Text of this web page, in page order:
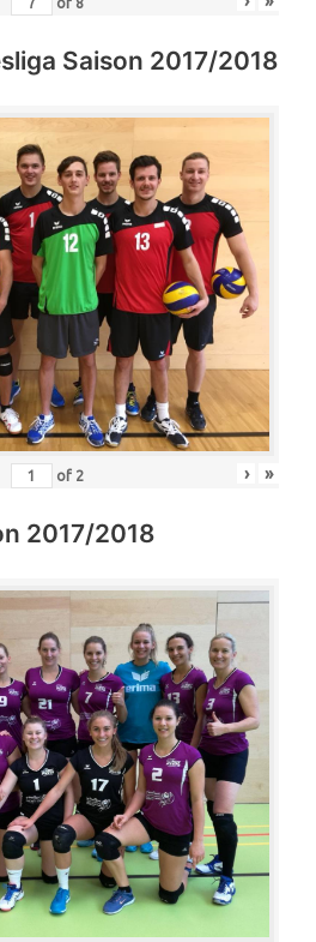
of 8
Saison 2017/2018
of 2 › »
2017/2018